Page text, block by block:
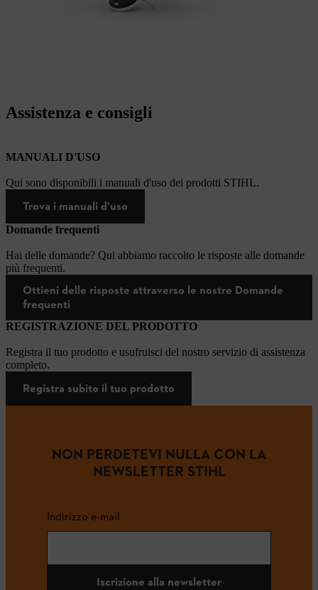
Assistenza e consigli
MANUALI D'USO
Qui sono disponibili i manuali d'uso dei prodotti STIHL.
Trova i manuali d'uso
Domande frequenti
Hai delle domande? Qui abbiamo raccolto le risposte alle domande
più frequenti.
Ottieni delle risposte attraverso le nostre Domande
frequenti
REGISTRAZIONE DEL PRODOTTO
Registra il tuo prodotto e usufruisci del nostro servizio di assistenza
completo.
Registra subito il tuo prodotto
NON PERDETEVI NULLA CON LA
NEWSLETTER STIHL
Indirizzo e-mail
Iscrizione alla newsletter